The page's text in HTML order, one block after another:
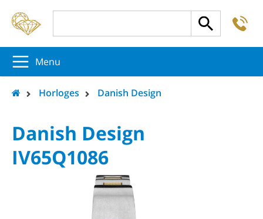
Menu
Horloges Danish Design
Danish Design
IV65Q1086